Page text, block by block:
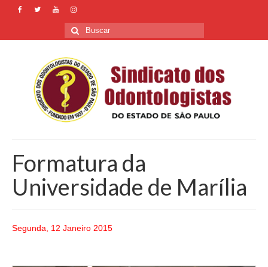
Buscar
por:
Formatura da
Universidade de Marília
Segunda, 12 Janeiro 2015